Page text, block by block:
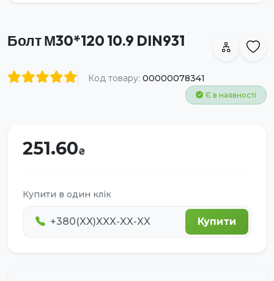
Болт М30*120 10.9 DIN931
Код товару: 00000078341
Є в наявності
251.60
Купити в один клік
Купити